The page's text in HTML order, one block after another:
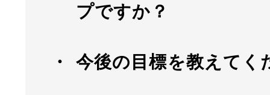
プですか？
今後の目標を教えてく